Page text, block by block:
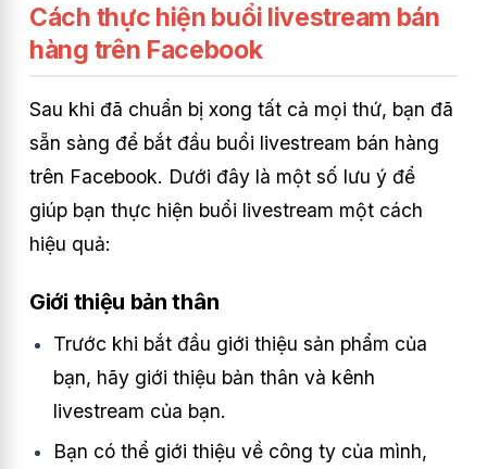
Cách thực hiện buổi livestream bán
hàng trên Facebook
Sau khi đã chuẩn bị xong tất cả mọi thứ, bạn đã
sẵn sàng để bắt đầu buổi livestream bán hàng
trên Facebook. Dưới đây là một số lưu ý để
giúp bạn thực hiện buổi livestream một cách
hiệu quả:
Giới thiệu bản thân
Trước khi bắt đầu giới thiệu sản phẩm của
bạn, hãy giới thiệu bản thân và kênh
livestream của bạn.
Bạn có thể giới thiệu về công ty của mình,